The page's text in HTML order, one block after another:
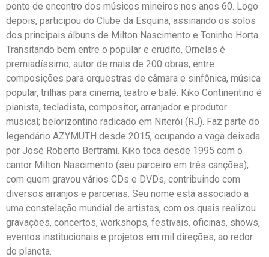
ponto de encontro dos músicos mineiros nos anos 60. Logo
depois, participou do Clube da Esquina, assinando os solos
dos principais álbuns de Milton Nascimento e Toninho Horta.
Transitando bem entre o popular e erudito, Ornelas é
premiadíssimo, autor de mais de 200 obras, entre
composições para orquestras de câmara e sinfônica, música
popular, trilhas para cinema, teatro e balé. Kiko Continentino é
pianista, tecladista, compositor, arranjador e produtor
musical; belorizontino radicado em Niterói (RJ). Faz parte do
legendário AZYMUTH desde 2015, ocupando a vaga deixada
por José Roberto Bertrami. Kiko toca desde 1995 com o
cantor Milton Nascimento (seu parceiro em três canções),
com quem gravou vários CDs e DVDs, contribuindo com
diversos arranjos e parcerias. Seu nome está associado a
uma constelação mundial de artistas, com os quais realizou
gravações, concertos, workshops, festivais, oficinas, shows,
eventos institucionais e projetos em mil direções, ao redor
do planeta.